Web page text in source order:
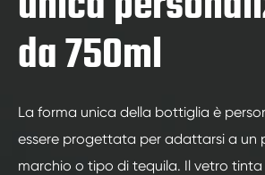
da 750ml
La forma unica della bottiglia è
essere progettata per adattarsi a un
marchio o tipo di tequila. Il vetro